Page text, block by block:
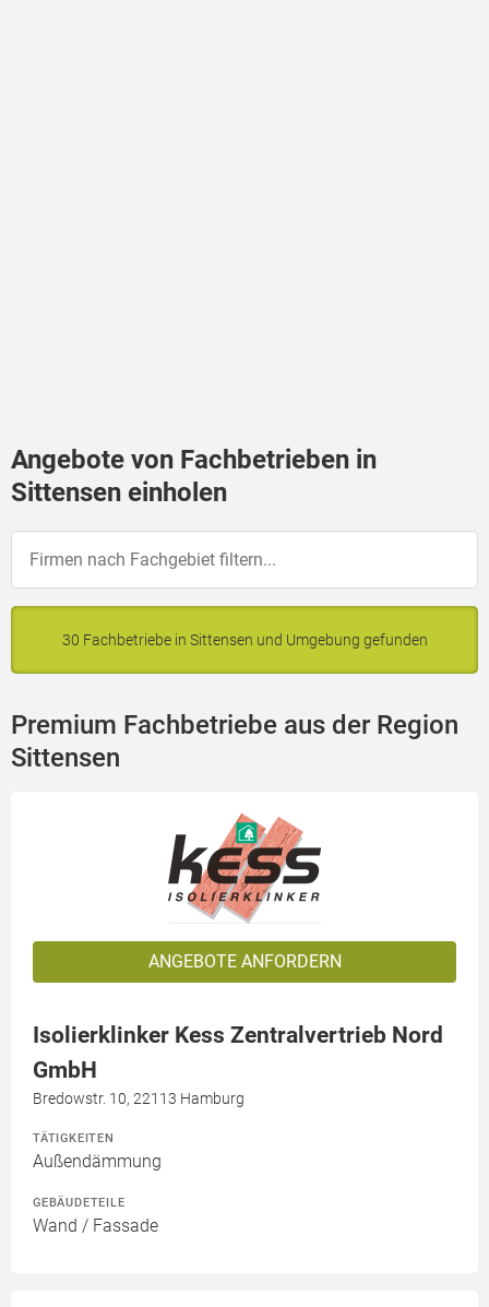
Angebote von Fachbetrieben in
Sittensen einholen
30 Fachbetriebe in Sittensen und Umgebung gefunden
Premium Fachbetriebe aus der Region
Sittensen
ANGEBOTE ANFORDERN
Isolierklinker Kess Zentralvertrieb Nord
GmbH
Bredowstr. 10, 22113 Hamburg
TÄTIGKEITEN
Außendämmung
GEBÄUDETEILE
Wand / Fassade